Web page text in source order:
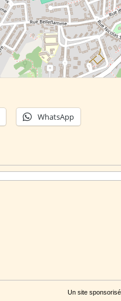
WhatsApp
Un site